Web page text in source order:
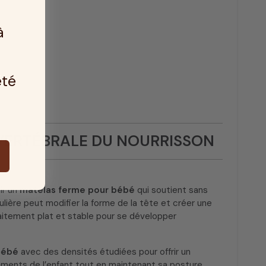
DU NOURRISSON
unmatelas ferme pour bébé qui soutient sans
peut modifier la forme de la tête et créer une
plat et stable pour se développer
avec des densités étudiées pour offrir un